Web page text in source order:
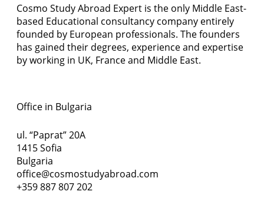
Cosmo Study Abroad Expert is the only Middle East-
based Educational consultancy company entirely
founded by European professionals. The founders
has gained their degrees, experience and expertise
by working in UK, France and Middle East.
Office in Bulgaria
ul. “Paprat” 20A
1415 Sofia
Bulgaria
office@cosmostudyabroad.com
+359 887 807 202